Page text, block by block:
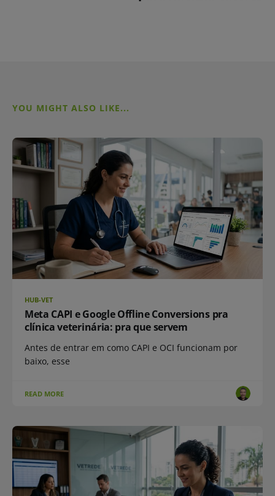
YOU MIGHT ALSO LIKE...
HUB-VET
Meta CAPI e Google Offline Conversions pra
clínica veterinária: pra que servem
Antes de entrar em como CAPI e OCI funcionam por
baixo, esse
READ MORE